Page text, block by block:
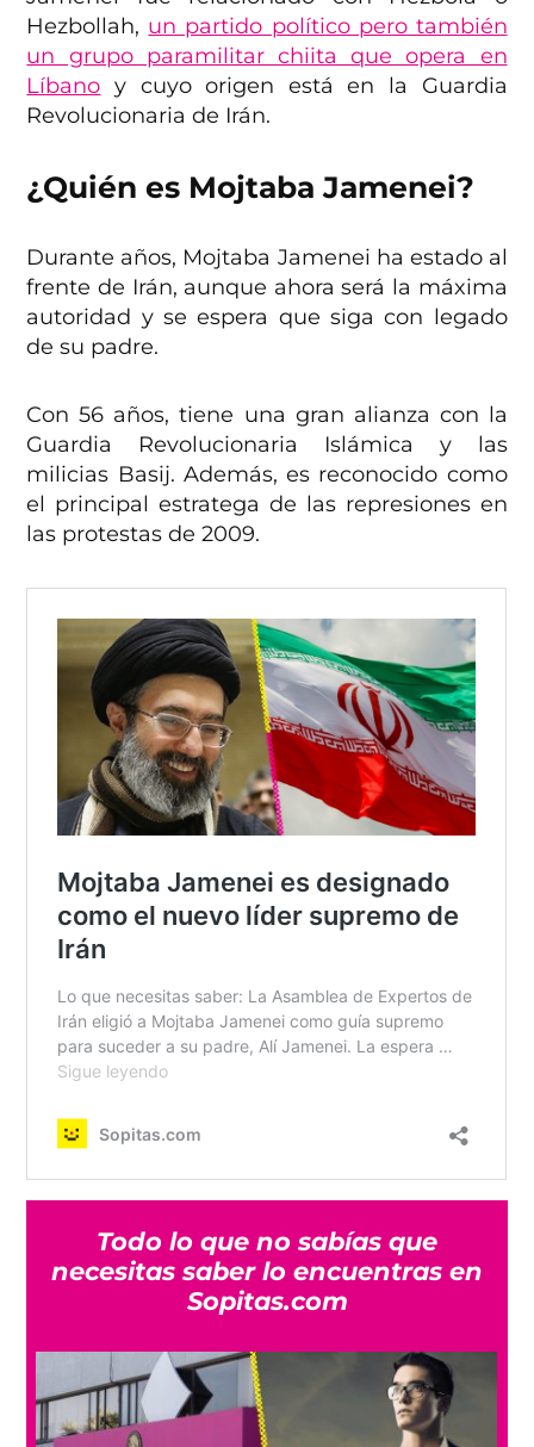
Hezbollah, un partido político pero también
un grupo paramilitar chiita que opera en
Líbano y cuyo origen está en la Guardia
Revolucionaria de Irán.
¿Quién es Mojtaba Jamenei?
Durante años, Mojtaba Jamenei ha estado al
frente de Irán, aunque ahora será la máxima
autoridad y se espera que siga con legado
de su padre.
Con 56 años, tiene una gran alianza con la
Guardia Revolucionaria Islámica y las
milicias Basij. Además, es reconocido como
el principal estratega de las represiones en
las protestas de 2009.
Todo lo que no sabías que
necesitas saber lo encuentras en
Sopitas.com